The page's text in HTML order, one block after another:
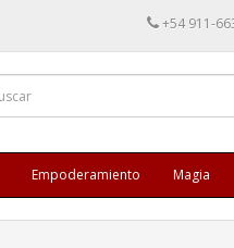
+54 911-
Empoderamiento Magia